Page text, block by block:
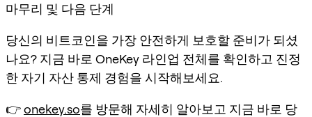
마무리 및 다음 단계
당신의 비트코인을 가장 안전하게 보호할 준비가 되셨
나요? 지금 바로 OneKey 라인업 전체를 확인하고 진정
한 자기 자산 통제 경험을 시작해보세요.
👉onekey.so를 방문해 자세히 알아보고 지금 바로 당